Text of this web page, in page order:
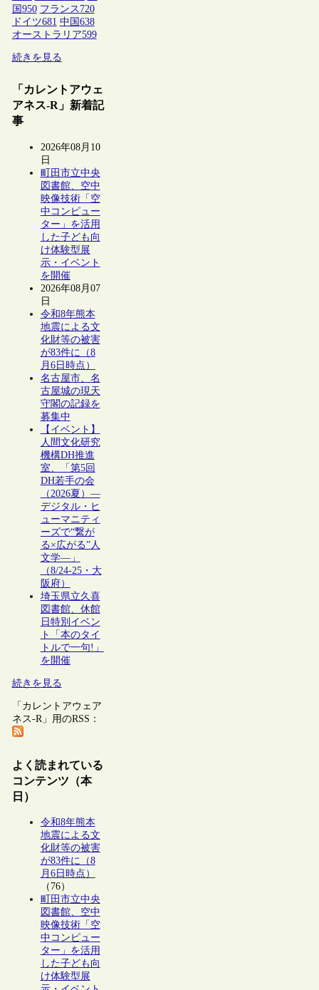
国 950 フランス 720
ドイツ681 中国 638
オーストラリア599
続きを見る
「カレントアウェ
アネス-R」新着記
事
2026年08月10
日
町田市立中央
図書館、空中
映像技術「空
中コンピュー
ター」を活用
した子ども向
け体験型展
示・イベント
を開催
2026年08月07
日
令和8年熊本
地震による文
化財等の被害
が83件に（8
月6日時点）
名古屋市、名
古屋城の現天
守閣の記録を
募集中
【イベント】
人間文化研究
機構DH推進
室、「第5回
DH若手の会
（2026夏）―
デジタル・ヒ
ューマニティ
ーズで“繋が
る×広がる”人
文学―」
（8/24-25・大
阪府）
埼玉県立久喜
図書館、休館
日特別イベン
ト「本のタイ
トルで一句!」
を開催
続きを見る
「カレントアウェア
ネス-R」用のRSS：
よく読まれている
コンテンツ（本
日）
令和8年熊本
地震による文
化財等の被害
が83件に（8
月6日時点）
（76）
町田市立中央
図書館、空中
映像技術「空
中コンピュー
ター」を活用
した子ども向
け体験型展